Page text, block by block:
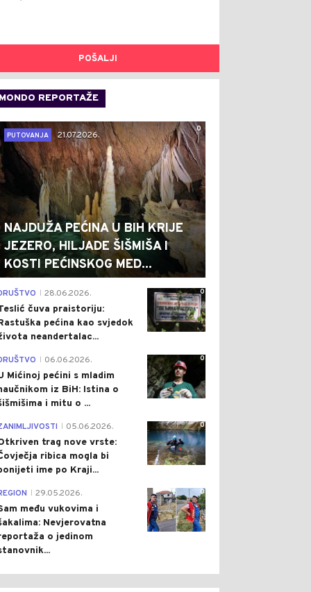
POŠALJI
MONDO REPORTAŽE
0
PUTOVANJA
21.07.2026.
NAJDUŽA PEĆINA U BIH KRIJE
JEZERO, HILJADE ŠIŠMIŠA I
KOSTI PEĆINSKOG MED...
0
28.06.2026.
čuva praistoriju:
pećina kao svjedok
neandertalac...
0
06.06.2026.
Mićinoj pećini s mladim
iz BiH: Istina o
i mitu o ...
0
05.06.2026.
trag nove vrste:
ribica mogla bi
ime po Kraji...
0
29.05.2026.
među vukovima i
Nevjerovatna
o jedinom